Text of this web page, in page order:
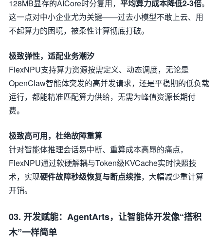
128MB显存的AICore时分复用， 平均算力成本降低2-3倍。
这一点对中小企业尤为关键——过去小模型不敢上云、用
不起算力的困境，被柔性计算彻底打破。
极致弹性，适配业务潮汐
FlexNPU支持算力资源按需定义、动态调度，无论是
OpenClaw智能体突发的高并发请求，还是平稳期的低负载
运行，都能精准匹配算力供给，无需为峰值资源长期付
费。
极致高可用，杜绝故障重算
针对智能体推理会话易中断、重算成本高昂的痛点，
FlexNPU通过软硬解耦与Token级KVCache实时快照技
术，实现硬件故障秒级恢复与断点续推，大幅减少重计算
开销。
03. 开发赋能：AgentArts，让智能体开发像“搭积
木”一样简单